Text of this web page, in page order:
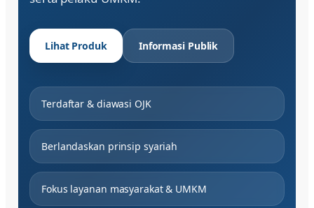
Lihat Produk Informasi Publik
Terdaftar & diawasi OJK
Berlandaskan prinsip syariah
Fokus layanan masyarakat & UMKM